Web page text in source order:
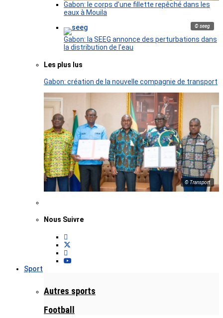
Gabon: le corps d’une fillette repêché dans les
eaux à Mouila
© seeg
Gabon: la SEEG annonce des perturbations dans
la distribution de l’eau
Les plus lus
Gabon: création de la nouvelle compagnie de transport
© Transport
Nous Suivre
Sport
Autres sports
Football